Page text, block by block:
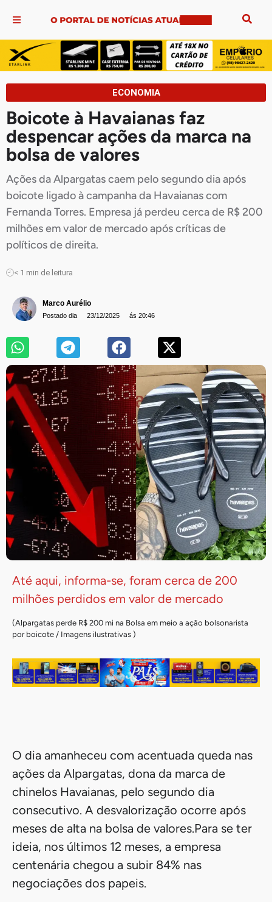
ECONOMIA
Boicote à Havaianas faz
despencar ações da marca na
bolsa de valores
Ações da Alpargatas caem pelo segundo dia após
boicote ligado à campanha da Havaianas com
Fernanda Torres. Empresa já perdeu cerca de R$ 200
milhões em valor de mercado após críticas de
políticos de direita.
< 1 min de leitura
Marco Aurélio
Postado dia 23/12/2025 ás 20:46
Até aqui, informa-se, foram cerca de 200
milhões perdidos em valor de mercado
(Alpargatas perde R$ 200 mi na Bolsa em meio a ação bolsonarista
por boicote / Imagens ilustrativas )
O dia amanheceu com acentuada queda nas
ações da Alpargatas, dona da marca de
chinelos Havaianas, pelo segundo dia
consecutivo. A desvalorização ocorre após
meses de alta na bolsa de valores.Para se ter
ideia, nos últimos 12 meses, a empresa
centenária chegou a subir 84% nas
negociações dos papeis.